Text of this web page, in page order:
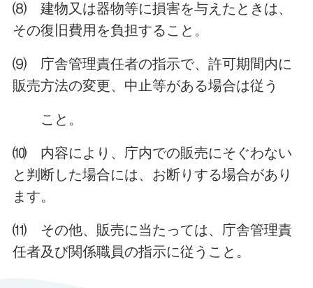
⑻ 建物又は器物等に損害を与えたときは、
その復旧費用を負担すること。
⑼ 庁舎管理責任者の指示で、許可期間内に
販売方法の変更、中止等がある場合は従う
こと。
⑽ 内容により、庁内での販売にそぐわない
と判断した場合には、お断りする場合があり
ます。
⑾ その他、販売に当たっては、庁舎管理責
任者及び関係職員の指示に従うこと。